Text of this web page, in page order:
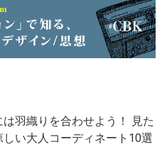
は羽織りを合わせよう！ 見た
しい大人コーディネート10選